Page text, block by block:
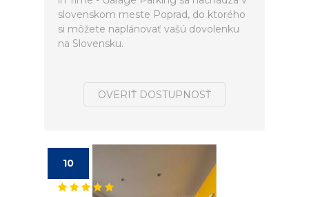
slovenskom meste Poprad, do ktorého
si môžete naplánovať vašú dovolenku
na Slovensku.
OVERIŤ DOSTUPNOSŤ
10